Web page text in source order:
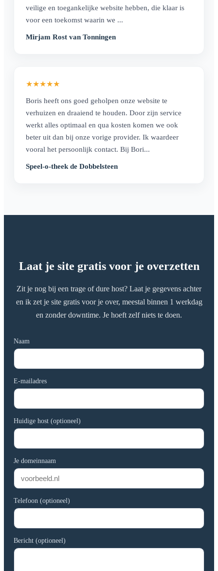
veilige en toegankelijke website hebben, die klaar is
voor een toekomst waarin we ...
Mirjam Rost van Tonningen
★★★★★
Boris heeft ons goed geholpen onze website te
verhuizen en draaiend te houden. Door zijn service
werkt alles optimaal en qua kosten komen we ook
beter uit dan bij onze vorige provider. Ik waardeer
vooral het persoonlijk contact. Bij Bori...
Speel-o-theek de Dobbelsteen
Laat je site gratis voor je overzetten
Zit je nog bij een trage of dure host? Laat je gegevens achter
en ik zet je site gratis voor je over, meestal binnen 1 werkdag
en zonder downtime. Je hoeft zelf niets te doen.
Naam
E-mailadres
Huidige host (optioneel)
Je domeinnaam
Telefoon (optioneel)
Bericht (optioneel)